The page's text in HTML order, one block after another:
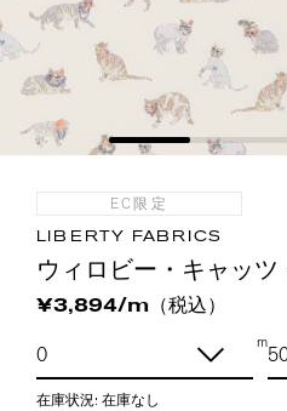
EC限定
LIBERTY FABRICS
ウィロビー・キャッツ
¥3,894/m（税込）
m
在庫状況: 在庫なし